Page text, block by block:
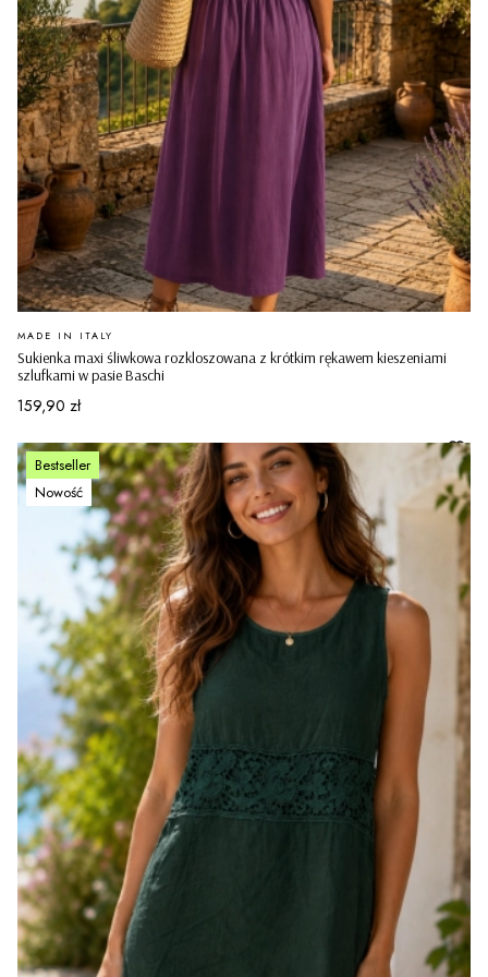
Sukienka maxi śliwkowa rozkloszowana z krótkim rękawem kieszeniami
szlufkami w pasie Baschi
PRODUCENT
MADE IN ITALY
Cena
159,90 zł
Bestseller
Nowość